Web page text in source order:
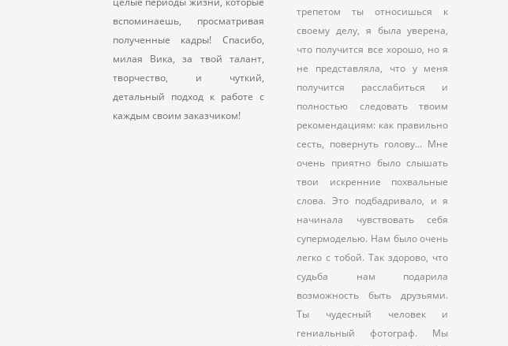
вспоминаешь, просматривая
полученные кадры! Спасибо,
милая Вика, за твой талант,
творчество, и чуткий,
детальный подход к работе с
каждым своим заказчиком!
трепетом ты относишься к
своему делу, я была уверена,
что получится все хорошо, но я
не представляла, что у меня
получится расслабиться и
полностью следовать твоим
рекомендациям: как правильно
сесть, повернуть голову... Мне
очень приятно было слышать
твои искренние похвальные
слова. Это подбадривало, и я
начинала чувствовать себя
супермоделью. Нам было очень
легко с тобой. Так здорово, что
судьба нам подарила
возможность быть друзьями.
Ты чудесный человек и
гениальный фотограф. Мы